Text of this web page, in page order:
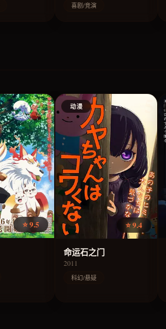
喜剧/竞演
⭐ 9.5
动漫
⭐ 9.4
命运石之门
2011
科幻/悬疑